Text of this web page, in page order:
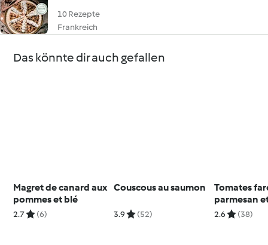
10 Rezepte
Frankreich
Das könnte dir auch gefallen
Magret de canard aux
pommes et blé
2.7 (6)
Couscous au saumon
3.9 (52)
Tomates
parmesan
de terre
2.6 (38)